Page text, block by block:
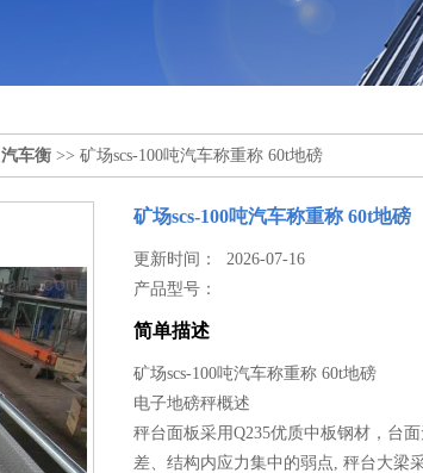
汽车衡 >> 矿场scs-100吨汽车称重称 60t地磅
矿场scs-100吨汽车称重称 60t地磅
更新时间： 2026-07-16
产品型号：
简单描述
矿场scs-100吨汽车称重称 60t地磅
电子地磅秤概述
秤台面板采用Q235优质中板钢材，台
差、结构内应力集中的弱点, 秤台大梁